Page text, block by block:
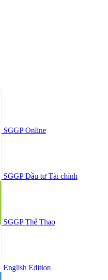
SGGP Online
SGGP Đầu tư Tài chính
SGGP Thể Thao
English Edition